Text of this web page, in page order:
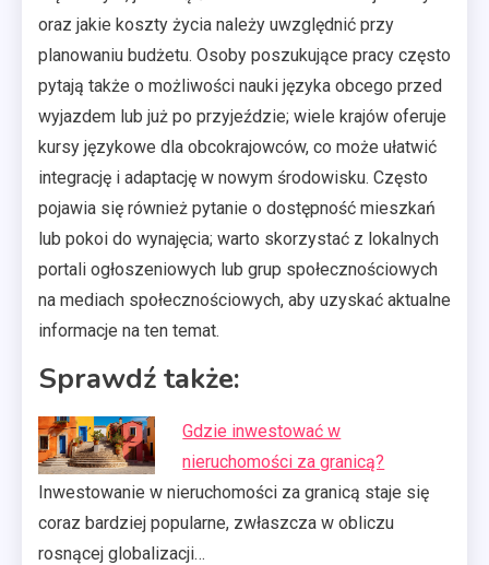
oraz jakie koszty życia należy uwzględnić przy
planowaniu budżetu. Osoby poszukujące pracy często
pytają także o możliwości nauki języka obcego przed
wyjazdem lub już po przyjeździe; wiele krajów oferuje
kursy językowe dla obcokrajowców, co może ułatwić
integrację i adaptację w nowym środowisku. Często
pojawia się również pytanie o dostępność mieszkań
lub pokoi do wynajęcia; warto skorzystać z lokalnych
portali ogłoszeniowych lub grup społecznościowych
na mediach społecznościowych, aby uzyskać aktualne
informacje na ten temat.
Sprawdź także:
Gdzie inwestować w
nieruchomości za granicą?
Inwestowanie w nieruchomości za granicą staje się
coraz bardziej popularne, zwłaszcza w obliczu
rosnącej globalizacji…